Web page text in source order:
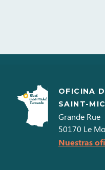
OFICINA
SAINT-
Grande Rue
50170 Le
Nuestras